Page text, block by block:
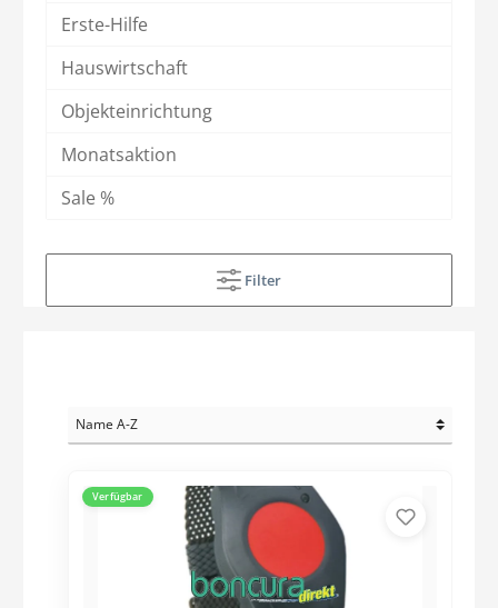
Erste-Hilfe
Hauswirtschaft
Objekteinrichtung
Monatsaktion
Sale %
Filter
Verfügbar